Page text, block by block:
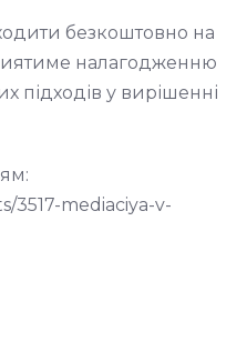
безкоштовно на
налагодженню
підходів у вирішенні
3517-mediaciya-v-